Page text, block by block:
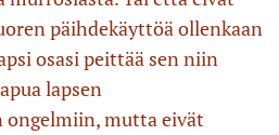
päihdekäyttöä ollenkaan
osasi peittää sen niin
lapsen
ongelmiin, mutta eivät